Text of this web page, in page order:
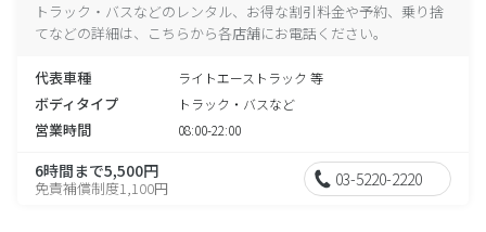
トラック・バスなどのレンタル、お得な割引料金や予約、乗り捨
てなどの詳細は、こちらから各店舗にお電話ください。
代表車種 ライトエーストラック 等
ボディタイプ トラック・バスなど
営業時間 08:00-22:00
6時間まで5,500円
免責補償制度1,100円 03-5220-2220